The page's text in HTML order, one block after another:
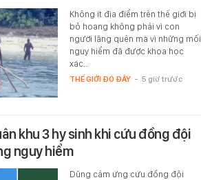
Không ít địa điểm trên thế giới bị
bỏ hoang không phải vì con
người lãng quên mà vì những mối
nguy hiểm đã được khoa học
xác…
THẾ GIỚI ĐÓ ĐÂY - 5 giờ trước
khu 3 hy sinh khi cứu đồng đội
nguy hiểm
Dũng cảm ứng cứu đồng đội